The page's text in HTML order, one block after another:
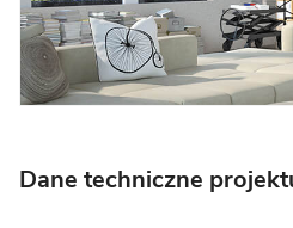
Dane techniczne